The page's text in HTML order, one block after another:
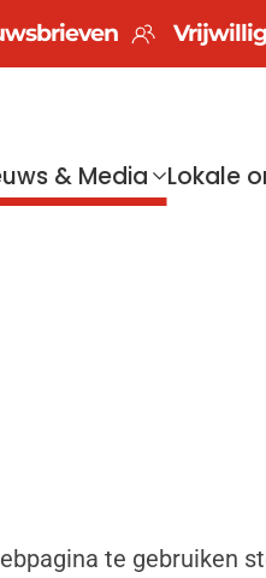
& Media Lokale
te gebruiken